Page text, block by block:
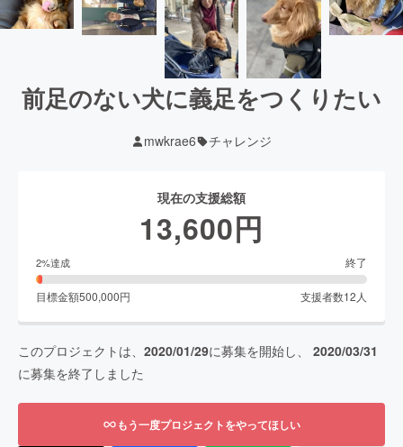
前足のない犬に義足をつくりたい
mwkrae6 チャレンジ
現在の支援総額
13,600円
2%達成 終了
目標金額500,000円 支援者数12 人
このプロジェクトは、 2020/01/29に募集を開始し、 2020/03/31
に募集を終了しました
もう一度プロジェクトをやってほしい